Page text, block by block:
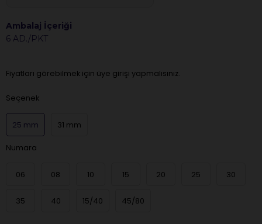
Ambalaj İçeriği
6 AD./PKT
Fiyatları görebilmek için üye girişi yapmalısınız.
Seçenek
25 mm 31 mm
Numara
06 08 10 15 20 25 30
35 40 15/40 45/80